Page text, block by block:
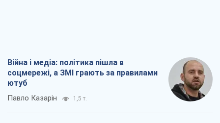
Війна і медіа: політика пішла в
соцмережі, а ЗМІ грають за правилами
ютуб
Павло Казарін 1,5 т.